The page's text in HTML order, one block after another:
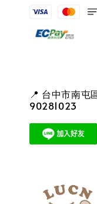
📍 台中市南屯
90281023